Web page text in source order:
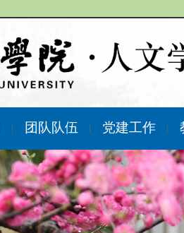
| 团队队伍 | 党建工作 |